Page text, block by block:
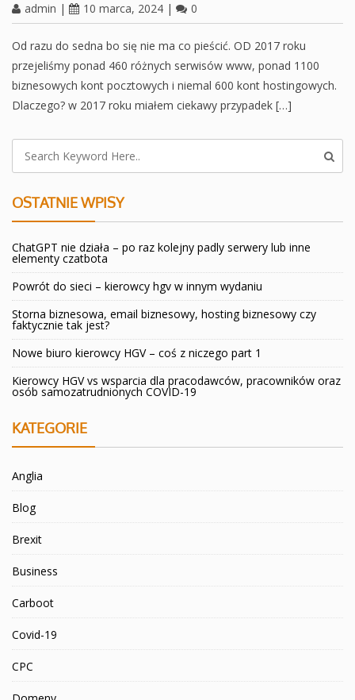
admin | 10 marca, 2024 | 0
Od razu do sedna bo się nie ma co pieścić. OD 2017 roku
przejeliśmy ponad 460 różnych serwisów www, ponad 1100
biznesowych kont pocztowych i niemal 600 kont hostingowych.
Dlaczego? w 2017 roku miałem ciekawy przypadek […]
OSTATNIE WPISY
ChatGPT nie działa – po raz kolejny padly serwery lub inne
elementy czatbota
Powrót do sieci – kierowcy hgv w innym wydaniu
Storna biznesowa, email biznesowy, hosting biznesowy czy
faktycznie tak jest?
Nowe biuro kierowcy HGV – coś z niczego part 1
Kierowcy HGV vs wsparcia dla pracodawców, pracowników oraz
osób samozatrudnionych COVID-19
KATEGORIE
Anglia
Blog
Brexit
Business
Carboot
Covid-19
CPC